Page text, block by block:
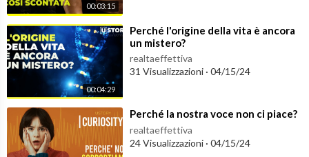
00:03:15
00:04:29
⁣Perché l'origine della vita è ancora
un mistero?
realtaeffettiva
31 Visualizzazioni · 04/15/24
⁣Perché la nostra voce non ci piace?
realtaeffettiva
24 Visualizzazioni · 04/15/24